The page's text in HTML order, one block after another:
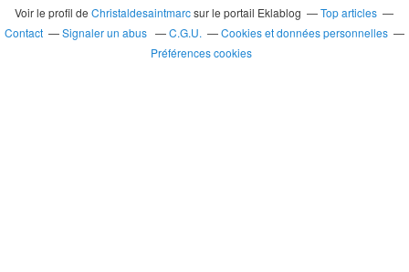
Voir le profil deChristaldesaintmarcsur le portail Eklablog
Top articles
Contact
Signaler un abus C.G.U.
Cookies et données personnelles
Préférences cookies